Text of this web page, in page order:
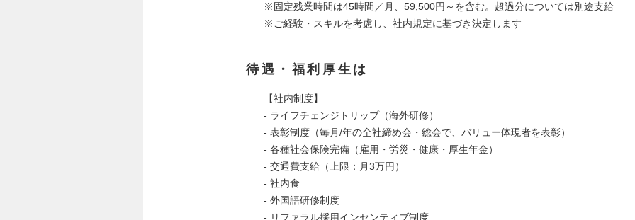
※固定残業時間は45時間／月、59,500円～を含む。超過分については別途支給
※ご経験・スキルを考慮し、社内規定に基づき決定します
待遇・福利厚生は
【社内制度】
- ライフチェンジトリップ（海外研修）
- 表彰制度（毎月/年の全社締め会・総会で、バリュー体現者を表彰）
- 各種社会保険完備（雇用・労災・健康・厚生年金）
- 交通費支給（上限：月3万円）
- 社内食
- 外国語研修制度
- リファラル採用インセンティブ制度